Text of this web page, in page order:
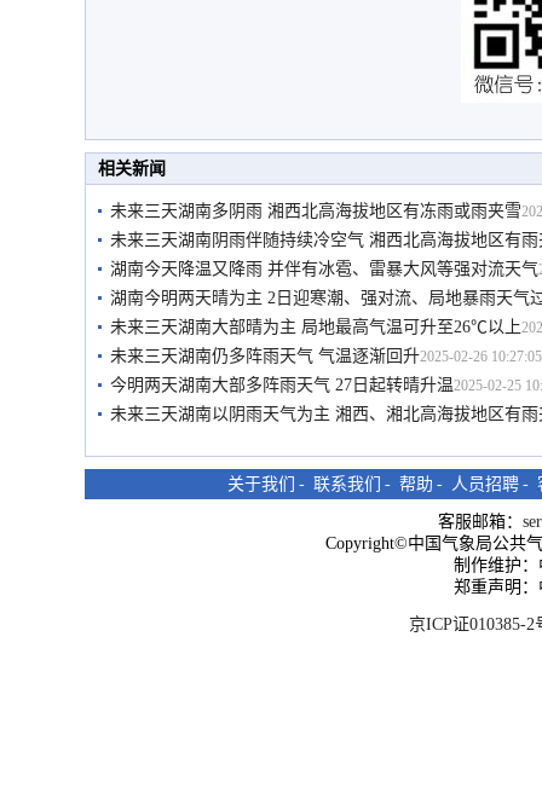
相关新闻
未来三天湖南多阴雨 湘西北高海拔地区有冻雨或雨夹雪
未来三天湖南阴雨伴随持续冷空气 湘西北高海拔地区有雨
湖南今天降温又降雨 并伴有冰雹、雷暴大风等强对流天气
湖南今明两天晴为主 2日迎寒潮、强对流、局地暴雨天气
未来三天湖南大部晴为主 局地最高气温可升至26℃以上
未来三天湖南仍多阵雨天气 气温逐渐回升2025-02-26 10:27:05
今明两天湖南大部多阵雨天气 27日起转晴升温2025-02-25
未来三天湖南以阴雨天气为主 湘西、湘北高海拔地区有雨
关于我们 - 联系我们 - 帮助 - 人员招聘 -
客服邮箱：
Copyright©中国气象局公共
制作维护
郑重声明
京ICP证010385-2